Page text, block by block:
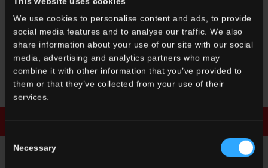
We use cookies to personalise content and ads, to provide
social media features and to analyse our traffic. We also
share information about your use of our site with our social
media, advertising and analytics partners who may
combine it with other information that you’ve provided to
them or that they’ve collected from your use of their
services.
Consent
Selection
Necessary
FR 8Nero
Micro/Macro
FR 2Azzurro
Micro/Macro